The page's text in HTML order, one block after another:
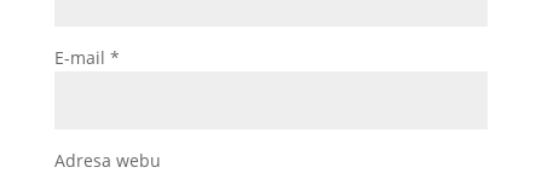
E-mail *
Adresa webu